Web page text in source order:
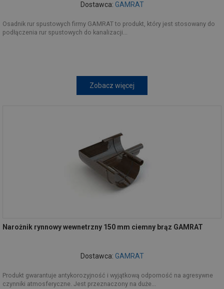
Dostawca: GAMRAT
Osadnik rur spustowych firmy GAMRAT to produkt, który jest stosowany do
podłączenia rur spustowych do kanalizacji...
Zobacz więcej
Narożnik rynnowy wewnetrzny 150 mm ciemny brąz GAMRAT
Dostawca: GAMRAT
Produkt gwarantuje antykorozyjność i wyjątkową odporność na agresywne
czynniki atmosferyczne. Jest przeznaczony na duże...